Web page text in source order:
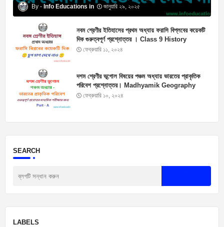
Info Educations জানুয়ারি ২৯, ২০২৫
নবম শ্রেণীর ইতিহাসের প্রথম অধ্যায় ফরাসি বিপ্লবের কয়েকটি
দিক গুরুত্বপূর্ণ প্রশ্নোত্তর । Class 9 History
Suggestions
ফেব্রুয়ারি ১১, ২০২৪
দশম শ্রেণীর ভূগোল বিষয়ের পঞ্চম অধ্যায় ভারতের প্রাকৃতিক
পরিবেশ প্রশ্নোত্তর। Madhyamik Geography
Suggestion 2025
ফেব্রুয়ারি ১০, ২০২৪
SEARCH
LABELS